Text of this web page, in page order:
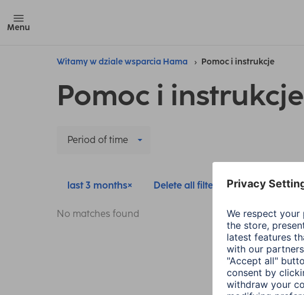
Menu
Witamy w dziale wsparcia Hama Pomoc i instrukcje
Pomoc i instrukcje
Period of time
last 3 months Delete all filters
No matches found